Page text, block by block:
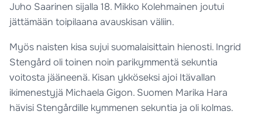
Juho Saarinen sijalla 18. Mikko Kolehmainen joutui
jättämään toipilaana avauskisan väliin.
Myös naisten kisa sujui suomalaisittain hienosti. Ingrid
Stengård oli toinen noin parikymmentä sekuntia
voitosta jääneenä. Kisan ykköseksi ajoi Itävallan
ikimenestyjä Michaela Gigon. Suomen Marika Hara
hävisi Stengårdille kymmenen sekuntia ja oli kolmas.